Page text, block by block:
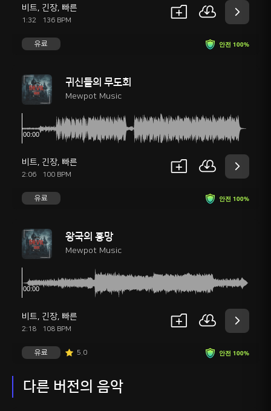
비트, 긴장, 빠른
1:32 136 BPM
안전 100%
유료
귀신들의 무도회
Mewpot Music
비트, 긴장, 빠른
2:06 100 BPM
안전 100%
유료
왕국의 흥망
Mewpot Music
비트, 긴장, 빠른
2:18 108 BPM
안전 100%
유료 5.0
다른 버전의 음악